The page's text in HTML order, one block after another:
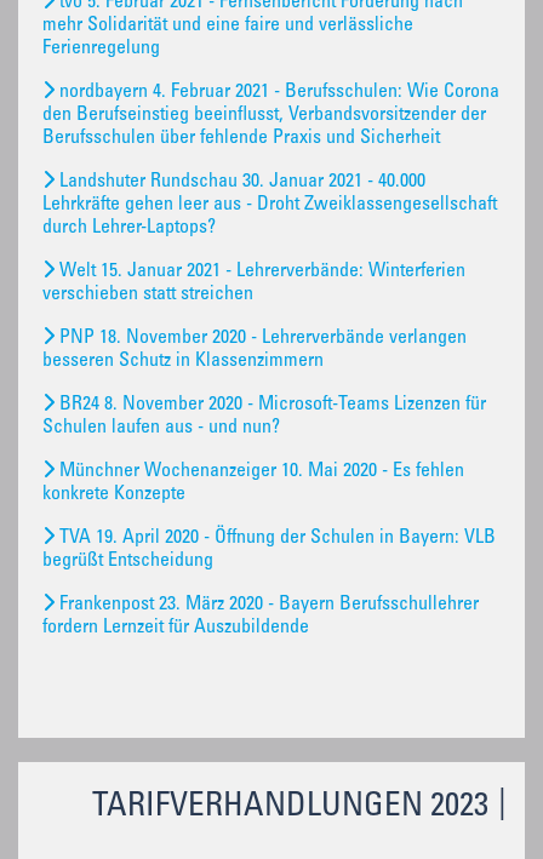
TARIFVERHANDLUNGEN 2023
mehr Solidarität und eine faire und verlässliche
Ferienregelung
nordbayern 4. Februar 2021 - Berufsschulen: Wie Corona
den Berufseinstieg beeinflusst, Verbandsvorsitzender der
Berufsschulen über fehlende Praxis und Sicherheit
Landshuter Rundschau 30. Januar 2021 - 40.000
Lehrkräfte gehen leer aus - Droht Zweiklassengesellschaft
durch Lehrer-Laptops?
Welt 15. Januar 2021 - Lehrerverbände: Winterferien
verschieben statt streichen
PNP 18. November 2020 - Lehrerverbände verlangen
besseren Schutz in Klassenzimmern
BR24 8. November 2020 - Microsoft-Teams Lizenzen für
Schulen laufen aus - und nun?
Münchner Wochenanzeiger 10. Mai 2020 - Es fehlen
konkrete Konzepte
TVA 19. April 2020 - Öffnung der Schulen in Bayern: VLB
begrüßt Entscheidung
Frankenpost 23. März 2020 - Bayern Berufsschullehrer
fordern Lernzeit für Auszubildende